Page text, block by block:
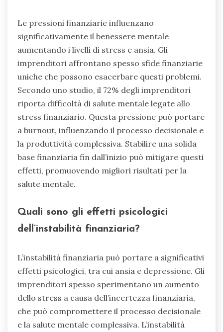
Le pressioni finanziarie influenzano
significativamente il benessere mentale
aumentando i livelli di stress e ansia. Gli
imprenditori affrontano spesso sfide finanziarie
uniche che possono esacerbare questi problemi.
Secondo uno studio, il 72% degli imprenditori
riporta difficoltà di salute mentale legate allo
stress finanziario. Questa pressione può portare
a burnout, influenzando il processo decisionale e
la produttività complessiva. Stabilire una solida
base finanziaria fin dall’inizio può mitigare questi
effetti, promuovendo migliori risultati per la
salute mentale.
Quali sono gli effetti psicologici
dell’instabilità finanziaria?
L’instabilità finanziaria può portare a significativi
effetti psicologici, tra cui ansia e depressione. Gli
imprenditori spesso sperimentano un aumento
dello stress a causa dell’incertezza finanziaria,
che può compromettere il processo decisionale
e la salute mentale complessiva. L’instabilità